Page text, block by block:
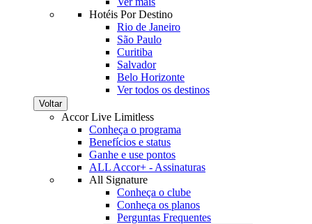
Hotéis Por Destino
Rio de Janeiro
São Paulo
Curitiba
Salvador
Belo Horizonte
Ver todos os destinos
Voltar
Accor Live Limitless
Conheça o programa
Benefícios e status
Ganhe e use pontos
ALL Accor+ - Assinaturas
All Signature
Conheça o clube
Conheça os planos
Perguntas Frequentes